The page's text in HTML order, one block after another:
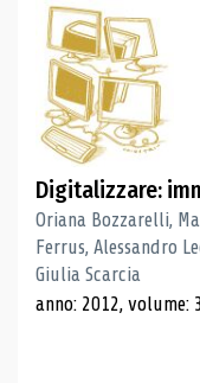
Digitalizzare:
Oriana Bozzarelli,
Ferrus, Alessandro
Giulia Scarcia
anno: 2012, volume: